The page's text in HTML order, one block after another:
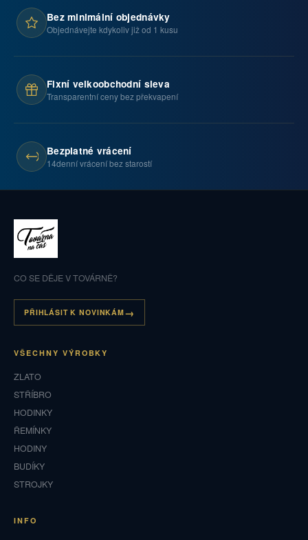
Bez minimální objednávky
Objednávejte kdykoliv již od 1 kusu
Fixní velkoobchodní sleva
Transparentní ceny bez překvapení
Bezplatné vrácení
14denní vrácení bez starostí
CO SE DĚJE V TOVÁRNĚ?
PŘIHLÁSIT K NOVINKÁM
VŠECHNY VÝROBKY
ZLATO
STŘÍBRO
HODINKY
ŘEMÍNKY
HODINY
BUDÍKY
STROJKY
INFO